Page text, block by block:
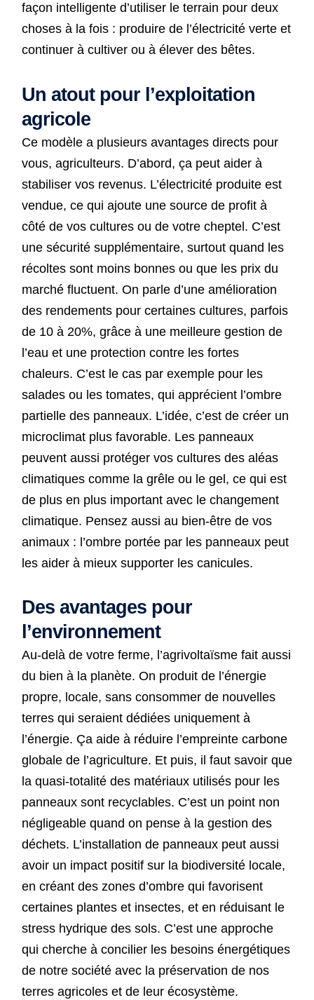
façon intelligente d’utiliser le terrain pour deux
choses à la fois : produire de l’électricité verte et
continuer à cultiver ou à élever des bêtes.
Un atout pour l’exploitation
agricole
Ce modèle a plusieurs avantages directs pour
vous, agriculteurs. D’abord, ça peut aider à
stabiliser vos revenus. L’électricité produite est
vendue, ce qui ajoute une source de profit à
côté de vos cultures ou de votre cheptel. C’est
une sécurité supplémentaire, surtout quand les
récoltes sont moins bonnes ou que les prix du
marché fluctuent. On parle d’une amélioration
des rendements pour certaines cultures, parfois
de 10 à 20%, grâce à une meilleure gestion de
l’eau et une protection contre les fortes
chaleurs. C’est le cas par exemple pour les
salades ou les tomates, qui apprécient l’ombre
partielle des panneaux. L’idée, c’est de créer un
microclimat plus favorable. Les panneaux
peuvent aussi protéger vos cultures des aléas
climatiques comme la grêle ou le gel, ce qui est
de plus en plus important avec le changement
climatique. Pensez aussi au bien-être de vos
animaux : l’ombre portée par les panneaux peut
les aider à mieux supporter les canicules.
Des avantages pour
l’environnement
Au-delà de votre ferme, l’agrivoltaïsme fait aussi
du bien à la planète. On produit de l’énergie
propre, locale, sans consommer de nouvelles
terres qui seraient dédiées uniquement à
l’énergie. Ça aide à réduire l’empreinte carbone
globale de l’agriculture. Et puis, il faut savoir que
la quasi-totalité des matériaux utilisés pour les
panneaux sont recyclables. C’est un point non
négligeable quand on pense à la gestion des
déchets. L’installation de panneaux peut aussi
avoir un impact positif sur la biodiversité locale,
en créant des zones d’ombre qui favorisent
certaines plantes et insectes, et en réduisant le
stress hydrique des sols. C’est une approche
qui cherche à concilier les besoins énergétiques
de notre société avec la préservation de nos
terres agricoles et de leur écosystème.